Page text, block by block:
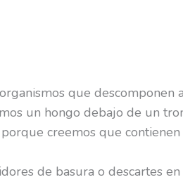
que descomponen
un hongo debajo de un
creemos que
de basura o descartes